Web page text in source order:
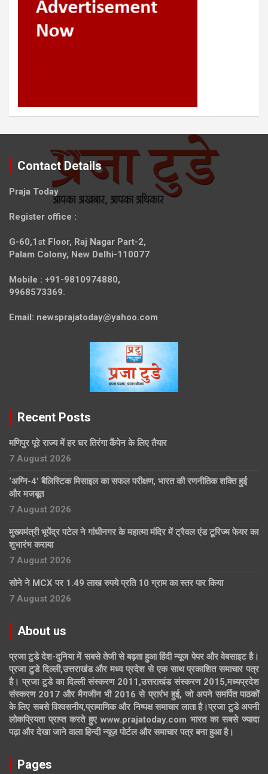
Contact Details
Praja Today
Register office :
G-60,1st Floor, Raj Nagar Part-2,
Palam Colony, New Delhi-110077
Mobile : +91-9810974880,
9968573369.
Email: newsprajatoday@yahoo.com
Recent Posts
मणिपुर पूरे राज्य में हर घर तिरंगा कैंपेन के लिए तैयार
7 August 2026
‘अग्नि-4’ बैलिस्टिक मिसाइल का सफल परीक्षण, भारत की रणनीतिक शक्ति हुई
और मजबूत
7 August 2026
मुख्यमंत्री भूपेंद्र पटेल ने गांधीनगर के महात्मा मंदिर में ट्रैवल एंड टूरिज्म फेयर का
शुभारंभ कराया
7 August 2026
सोने ने MCX पर 1.49 लाख रुपये प्रति 10 ग्राम का स्तर पार किया
7 August 2026
About us
प्रजा टुडे देश-दुनिया में सबसे तेजी से बढ़ता हुआ हिंदी न्यूज पेपर और वेबसाइट है।
प्रजा टुडे दिल्ली,उत्तराखंड और मध्य प्रदेश से एक साथ प्रकाशित समाचार पत्र
है। प्रजा टुडे का दिल्ली संस्करण 2011,उत्तराखंड संस्करण 2015,मध्यप्रदेश
संस्करण 2017 और मैगजीन भी 2016 से प्रारंभ हुई, जो अपने समर्पित पाठकों
के लिए सबसे विश्वसनीय,प्रामाणिक और निष्पक्ष समाचार लाता है।प्रजा टुडे अपनी
लोकप्रियता प्राप्त करते हुए www.prajatoday.com भारत का सबसे ज्यादा
पढ़ा और देखा जाने वाला हिन्दी न्यूज़ पोर्टल और समाचार पत्र बना हुआ है।
Pages